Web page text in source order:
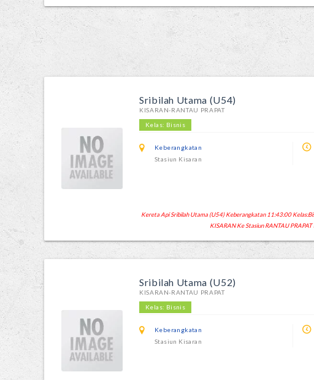
Sribilah Utama (U54)
KISARAN-RANTAU PRAPAT
Kelas: Bisnis
Keberangkatan
Stasiun Kisaran
Kereta Api Sribilah Utama (U54) Keberangkatan 11:43:00
KISARAN Ke Stasiun RANTAU
Sribilah Utama (U52)
KISARAN-RANTAU PRAPAT
Kelas: Bisnis
Keberangkatan
Stasiun Kisaran